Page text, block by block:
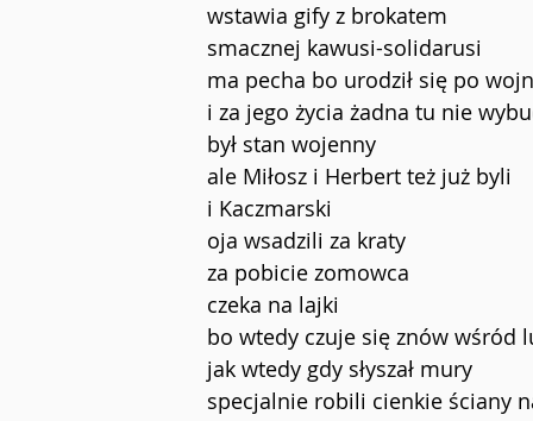
wstawia gify z brokatem
smacznej kawusi-solidarusi
ma pecha bo urodził się po
i za jego życia żadna tu nie
był stan wojenny
ale Miłosz i Herbert też już byli
i Kaczmarski
oja wsadzili za kraty
za pobicie zomowca
czeka na lajki
bo wtedy czuje się znów wśród
jak wtedy gdy słyszał mury
specjalnie robili cienkie ściany